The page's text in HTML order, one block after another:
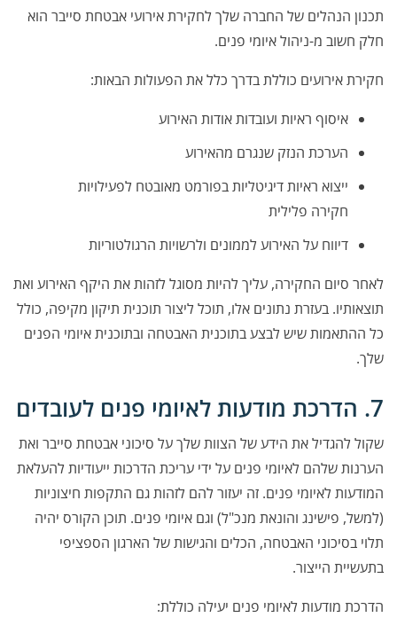
תכנון הנהלים של החברה שלך לחקירת אירועי אבטחת סייבר הוא
חלק חשוב מ-ניהול איומי פנים.
חקירת אירועים כוללת בדרך כלל את הפעולות הבאות:
איסוף ראיות ועובדות אודות האירוע
הערכת הנזק שנגרם מהאירוע
ייצוא ראיות דיגיטליות בפורמט מאובטח לפעילויות
חקירה פלילית
דיווח על האירוע לממונים ולרשויות הרגולטוריות
לאחר סיום החקירה, עליך להיות מסוגל לזהות את היקף האירוע ואת
תוצאותיו. בעזרת נתונים אלו, תוכל ליצור תוכנית תיקון מקיפה, כולל
כל ההתאמות שיש לבצע בתוכנית האבטחה ובתוכנית איומי הפנים
שלך.
7. הדרכת מודעות לאיומי פנים לעובדים
שקול להגדיל את הידע של הצוות שלך על סיכוני אבטחת סייבר ואת
הערנות שלהם לאיומי פנים על ידי עריכת הדרכות ייעודיות להעלאת
המודעות לאיומי פנים. זה יעזור להם לזהות גם התקפות חיצוניות
(למשל, פישינג והונאת מנכ"ל) וגם איומי פנים. תוכן הקורס יהיה
תלוי בסיכוני האבטחה, הכלים והגישות של הארגון הספציפי
בתעשיית הייצור.
הדרכת מודעות לאיומי פנים יעילה כוללת: